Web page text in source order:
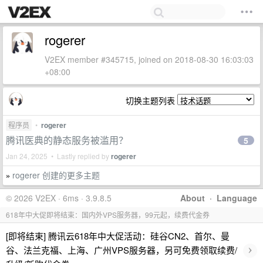
rogerer
V2EX member #345715, joined on 2018-08-30 16:03:03
+08:00
切换主题列表
程序员 • rogerer
腾讯医典的静态服务被滥用？
Jan 24, 2025 • Lastly replied byrogerer
5
» rogerer 创建的更多主题
About · Language
© 2026 V2EX · 6ms · 3.9.8.5
618年中大促即将结束：国内外VPS服务器，99元起，续费代金券
[即将结束] 腾讯云618年中大促活动：硅谷CN2、首尔、曼
谷、法兰克福、上海、广州VPS服务器，另可免费领取续费/
›